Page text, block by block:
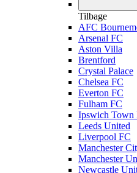
Tilbage
AFC
Arsenal FC
Aston Villa
Brentford
Crystal Palace
Chelsea FC
Everton FC
Fulham FC
Ipswich Town
Leeds United
Liverpool FC
Manchester
Manchester
Newcastle